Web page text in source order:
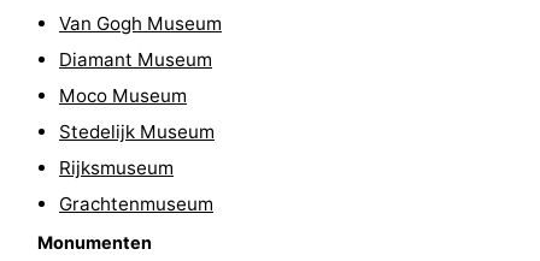
Experiences
Dorpen
Steden
Sporten
Fietsen
Van Gogh Museum
Diamant Museum
Moco Museum
Stedelijk Museum
Rijksmuseum
Grachtenmuseum
Monumenten